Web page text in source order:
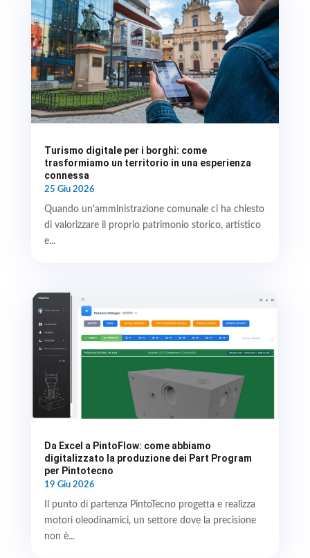
Turismo digitale per i borghi: come
trasformiamo un territorio in una esperienza
connessa
25 Giu 2026
Quando un'amministrazione comunale ci ha chiesto
di valorizzare il proprio patrimonio storico, artistico
e...
Da Excel a PintoFlow: come abbiamo
digitalizzato la produzione dei Part Program
per Pintotecno
19 Giu 2026
Il punto di partenza PintoTecno progetta e realizza
motori oleodinamici, un settore dove la precisione
non è...